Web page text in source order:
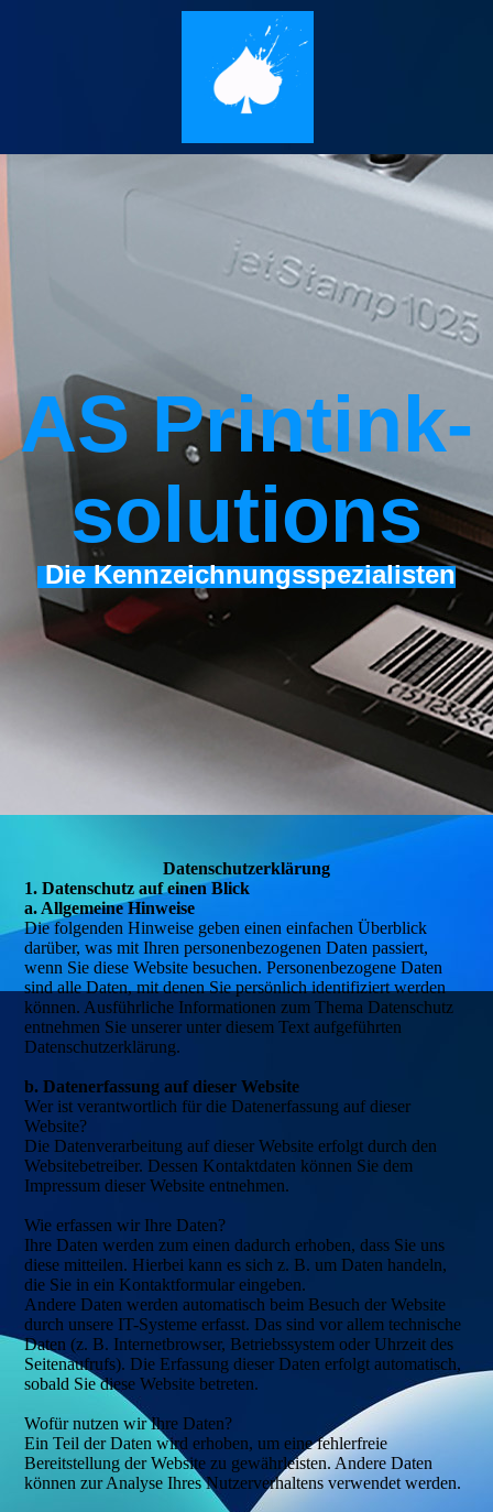
AS Printink­
solutions
Die Kennzeichnungsspezialisten
Daten­­schutz­­erklärung
1. Datenschutz auf einen Blick
a. Allgemeine Hinweise
Die folgenden Hinweise geben einen einfachen Überblick
darüber, was mit Ihren personenbezogenen Daten passiert,
wenn Sie diese Website besuchen. Personenbezogene Daten
sind alle Daten, mit denen Sie persönlich identifiziert werden
können. Ausführliche Informationen zum Thema Datenschutz
entnehmen Sie unserer unter diesem Text aufgeführten
Datenschutzerklärung.
b. Datenerfassung auf dieser Website
Wer ist verantwortlich für die Datenerfassung auf dieser
Website?
Die Datenverarbeitung auf dieser Website erfolgt durch den
Websitebetreiber. Dessen Kontaktdaten können Sie dem
Impressum dieser Website entnehmen.
Wie erfassen wir Ihre Daten?
Ihre Daten werden zum einen dadurch erhoben, dass Sie uns
diese mitteilen. Hierbei kann es sich z. B. um Daten handeln,
die Sie in ein Kontaktformular eingeben.
Andere Daten werden automatisch beim Besuch der Website
durch unsere IT-Systeme erfasst. Das sind vor allem technische
Daten (z. B. Internetbrowser, Betriebssystem oder Uhrzeit des
Seitenaufrufs). Die Erfassung dieser Daten erfolgt automatisch,
sobald Sie diese Website betreten.
Wofür nutzen wir Ihre Daten?
Ein Teil der Daten wird erhoben, um eine fehlerfreie
Bereitstellung der Website zu gewährleisten. Andere Daten
können zur Analyse Ihres Nutzerverhaltens verwendet werden.